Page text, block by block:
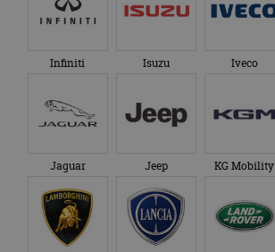
Infiniti Isuzu Iveco
Jaguar Jeep KG Mobility